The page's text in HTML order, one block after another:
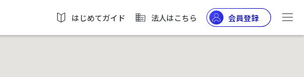
はじめてガイド 法人はこちら 会員登録